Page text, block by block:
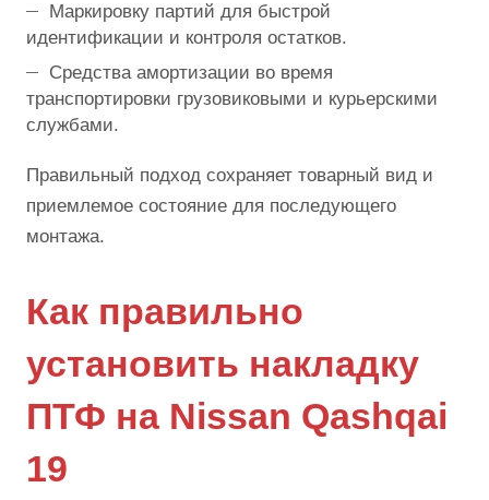
Маркировку партий для быстрой
идентификации и контроля остатков.
Средства амортизации во время
транспортировки грузовиковыми и курьерскими
службами.
Правильный подход сохраняет товарный вид и
приемлемое состояние для последующего
монтажа.
Как правильно
установить накладку
ПТФ на Nissan Qashqai
19